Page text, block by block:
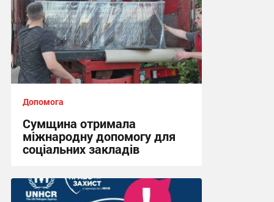
Допомога
Сумщина отримала
міжнародну допомогу для
соціальних закладів
08:45, 31.07.2026